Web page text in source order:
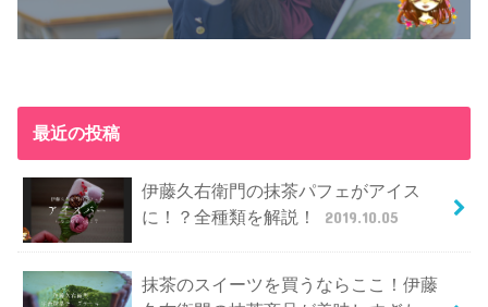
最近の投稿
伊藤久右衛門の抹茶パフェがアイス
に！？全種類を解説！
2019.10.05
抹茶のスイーツを買うならここ！伊藤